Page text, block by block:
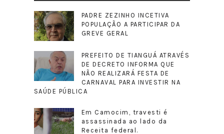
PADRE ZEZINHO INCETIVA
POPULAÇÃO A PARTICIPAR DA
GREVE GERAL
PREFEITO DE TIANGUÁ ATRAVÉS
DE DECRETO INFORMA QUE
NÃO REALIZARÁ FESTA DE
CARNAVAL PARA INVESTIR NA
SAÚDE PÚBLICA
Em Camocim, travesti é
assassinada ao lado da
Receita federal.